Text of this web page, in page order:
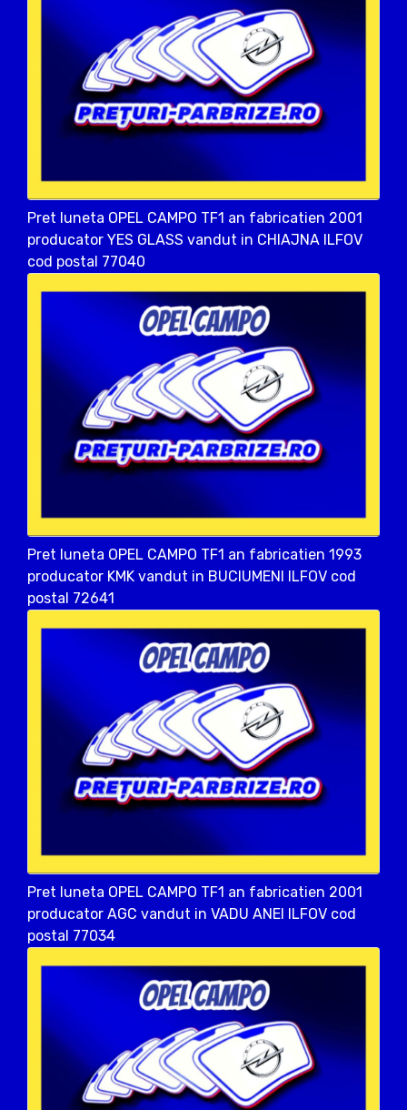
Pret luneta OPEL CAMPO TF1 an fabricatien 2001
producator YES GLASS vandut in CHIAJNA ILFOV
cod postal 77040
Pret luneta OPEL CAMPO TF1 an fabricatien 1993
producator KMK vandut in BUCIUMENI ILFOV cod
postal 72641
Pret luneta OPEL CAMPO TF1 an fabricatien 2001
producator AGC vandut in VADU ANEI ILFOV cod
postal 77034